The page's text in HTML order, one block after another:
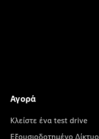
Αγορά
Κλείστε ένα test drive
Εξουσιοδοτημένο Δίκτυο